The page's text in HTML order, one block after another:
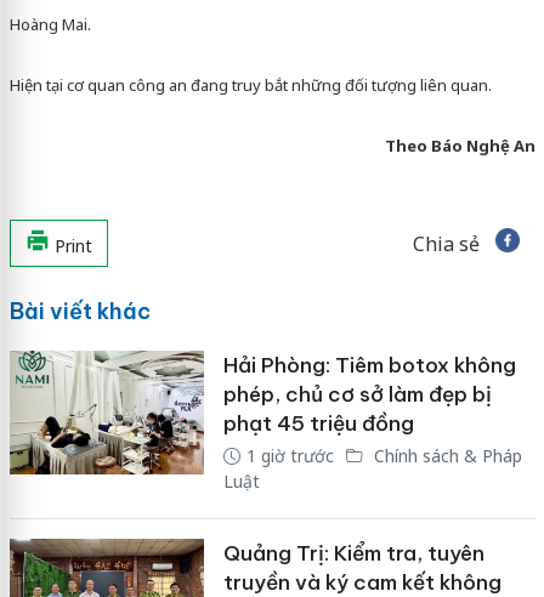
Hoàng Mai.
Hiện tại cơ quan công an đang truy bắt những đối tượng liên quan.
Theo Báo Nghệ An
Print Chia sẻ
Bài viết khác
Hải Phòng: Tiêm botox không
phép, chủ cơ sở làm đẹp bị
phạt 45 triệu đồng
1 giờ trước
Chính sách & Pháp
Luật
Quảng Trị: Kiểm tra, tuyên
truyền và ký cam kết không